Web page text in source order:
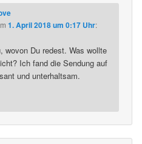
1. April 2018 um 0:17 Uhr:
wovon Du redest. Was wollte
Ich fand die Sendung auf
und unterhaltsam.